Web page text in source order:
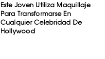
Este Joven Utiliza Maquillaje
Para Transformarse En
Cualquier Celebridad De
Hollywood